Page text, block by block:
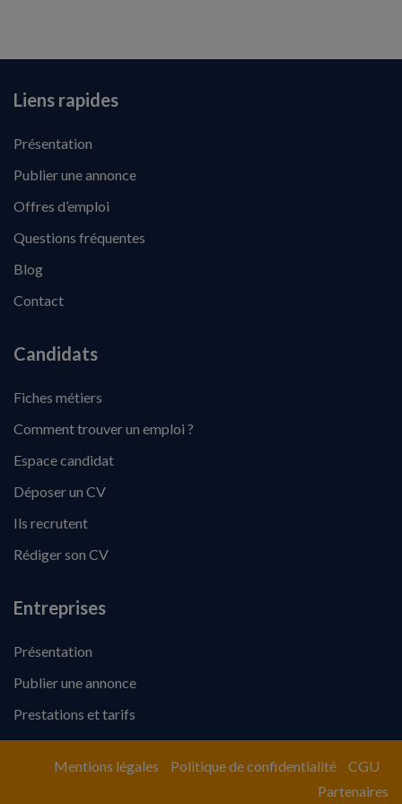
Liens rapides
Présentation
Publier une annonce
Offres d’emploi
Questions fréquentes
Blog
Contact
Candidats
Fiches métiers
Comment trouver un emploi ?
Espace candidat
Déposer un CV
Ils recrutent
Rédiger son CV
Entreprises
Présentation
Publier une annonce
Prestations et tarifs
Mentions légales Politique de confidentialité
CGU
Partenaires